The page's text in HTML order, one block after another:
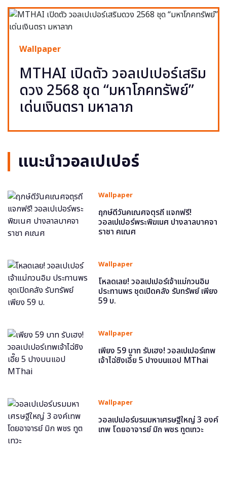
Wallpaper
MTHAI เปิดตัว วอลเปเปอร์เสริม
ดวง 2568 ชุด “มหาโภคทรัพย์”
เด่นเงินตรา มหาลาภ
แนะนำวอลเปเปอร์
Wallpaper
ฤกษ์ดีวันคเณศจตุรถี แจกฟรี!
วอลเปเปอร์พระพิฆเนศ ปางลาลบาคจา
ราชา คเณศ
Wallpaper
โหลดเลย! วอลเปเปอร์เจ้าแม่กวนอิม
ประทานพร ชุดเปิดคลัง รับทรัพย์ เพียง
59 บ.
Wallpaper
เพียง 59 บาท รับเฮง! วอลเปเปอร์เทพ
เจ้าไฉ่ซิงเอี๊ย 5 ปางบนแอป MThai
Wallpaper
วอลเปเปอร์บรมมหาเศรษฐีใหญ่ 3 องค์
เทพ โดยอาจารย์ มิก พชร ทูตเทวะ